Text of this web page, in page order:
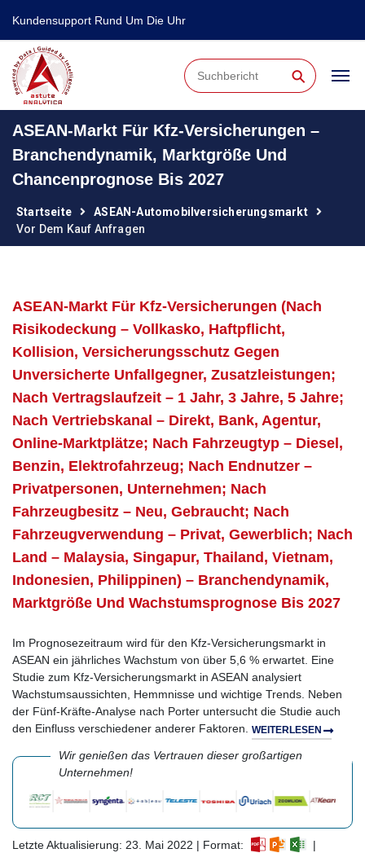
Kundensupport Rund Um Die Uhr
⚲
ASEAN-Markt Für Kfz-Versicherungen –
Branchendynamik, Marktgröße Und
Chancenprognose Bis 2027
Startseite
ASEAN-Automobilversicherungsmarkt
Vor Dem Kauf Anfragen
ASEAN-Markt Für Kfz-Versicherungen (nach
Risikodeckung – Vollkasko, Haftpflicht,
Kollision, Versicherungsschutz Gegen
Unversicherte Unfallgegner, Zusatzleistungen;
Nach Vertragslaufzeit – 1 Jahr, 3 Jahre, 5 Jahre;
Nach Vertriebskanal – Direkt, Bank, Agentur,
Online-Marktplätze; Nach Fahrzeugtyp – Diesel,
Benzin, Elektrofahrzeug; Nach Endnutzer –
Privatpersonen, Unternehmen; Nach
Fahrzeugbesitz – Neu, Gebraucht; Nach
Fahrzeugverwendung – Privat, Gewerblich; Nach
Land – Malaysia, Singapur, Thailand, Vietnam,
Indonesien, Philippinen) – Branchendynamik,
Marktgröße Und Wachstumsprognose Bis 2027
Im Prognosezeitraum wird für den Kfz-Versicherungsmarkt in
ASEAN ein jährliches Wachstum von über 5,6 % erwartet. Eine
Studie zum Kfz-Versicherungsmarkt in ASEAN analysiert
Wachstumsaussichten, Hemmnisse und wichtige Trends. Neben
der Fünf-Kräfte-Analyse nach Porter untersucht die Studie auch
den Einfluss verschiedener anderer Faktoren. WEITERLESEN
Wir genießen das Vertrauen dieser großartigen
Unternehmen!
Letzte Aktualisierung: 23. Mai 2022 | Format:
|